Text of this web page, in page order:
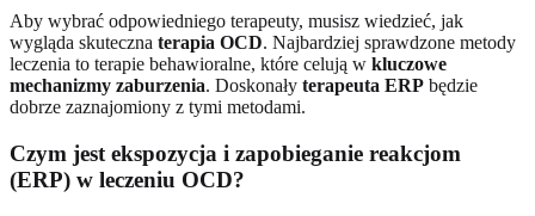
Aby wybrać odpowiedniego terapeuty, musisz wiedzieć, jak
wygląda skuteczna terapia OCD. Najbardziej sprawdzone metody
leczenia to terapie behawioralne, które celują w kluczowe
mechanizmy zaburzenia. Doskonały terapeuta ERP będzie
dobrze zaznajomiony z tymi metodami.
Czym jest ekspozycja i zapobieganie reakcjom
(ERP) w leczeniu OCD?